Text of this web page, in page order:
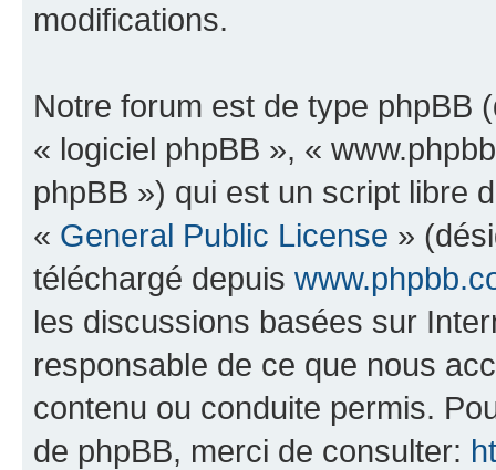
modifications.
Notre forum est de type phpBB
« logiciel phpBB », «
phpBB ») qui est un script libre
« General Public License »
téléchargé depuis
les discussions basées sur
responsable de ce que nous
contenu ou conduite permis.
de phpBB, merci de consulter: